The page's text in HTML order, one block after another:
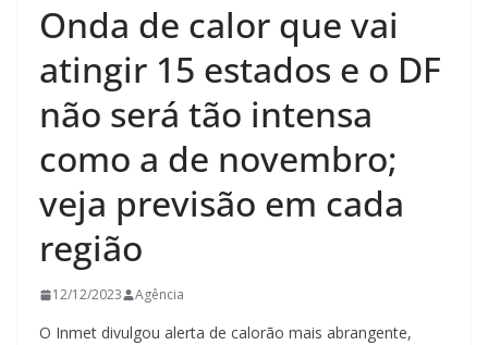
Onda de calor que vai
atingir 15 estados e o DF
não será tão intensa
como a de novembro;
veja previsão em cada
região
12/12/2023 Agência
O Inmet divulgou alerta de calorão mais abrangente,